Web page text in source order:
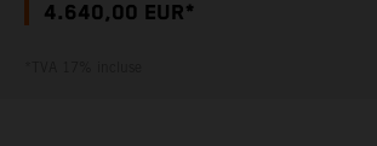
4.640,00 EUR*